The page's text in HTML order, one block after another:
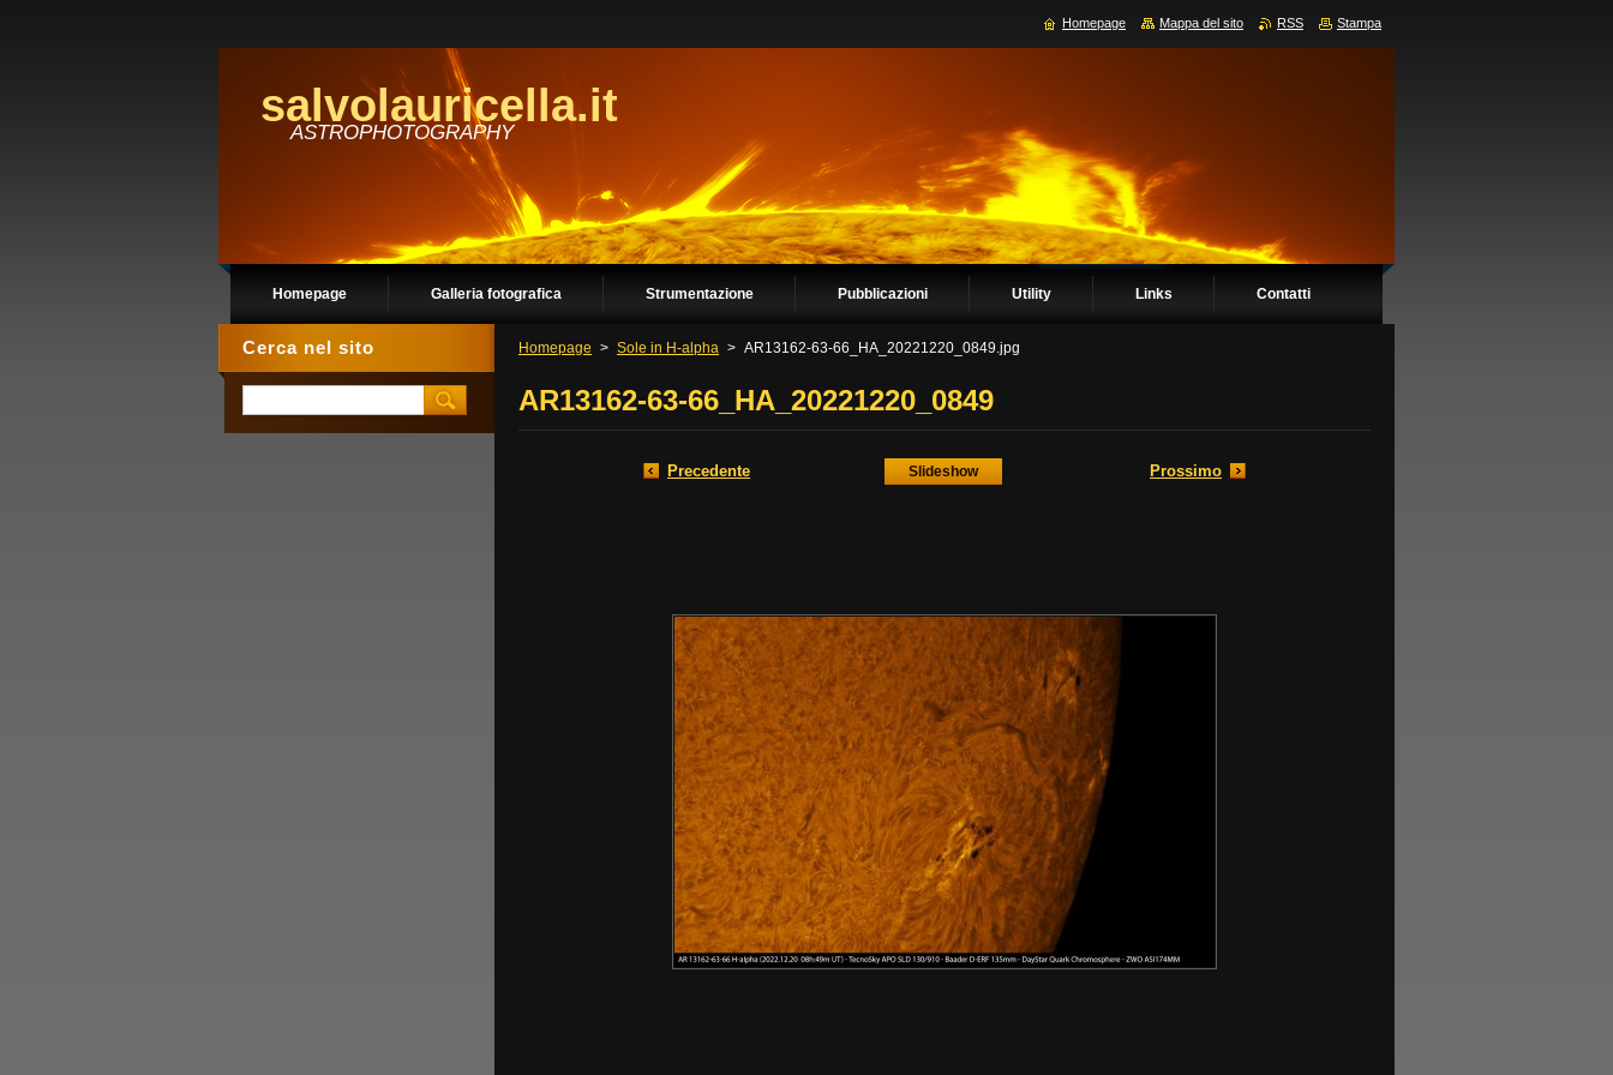
salvolauricella.it
ASTROPHOTOGRAPHY
Homepage Galleria fotografica Strumentazione Pubblicazioni Utility Links Contatti
Homepage > Sole in H-alpha > AR13162-63-66_HA_20221220_0849.jpg
AR13162-63-66_HA_20221220_0849
Precedente Slideshow Prossimo
Cerca nel sito
Homepage Mappa del sito RSS Stampa